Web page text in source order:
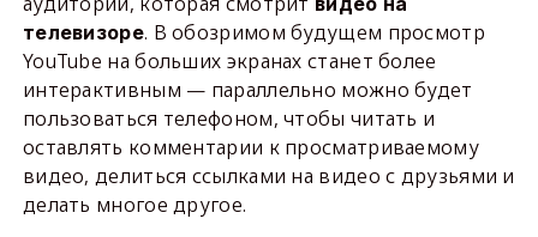
телевизоре. В обозримом будущем просмотр
YouTube на больших экранах станет более
интерактивным — параллельно можно будет
пользоваться телефоном, чтобы читать и
оставлять комментарии к просматриваемому
видео, делиться ссылками на видео с друзьями и
делать многое другое.